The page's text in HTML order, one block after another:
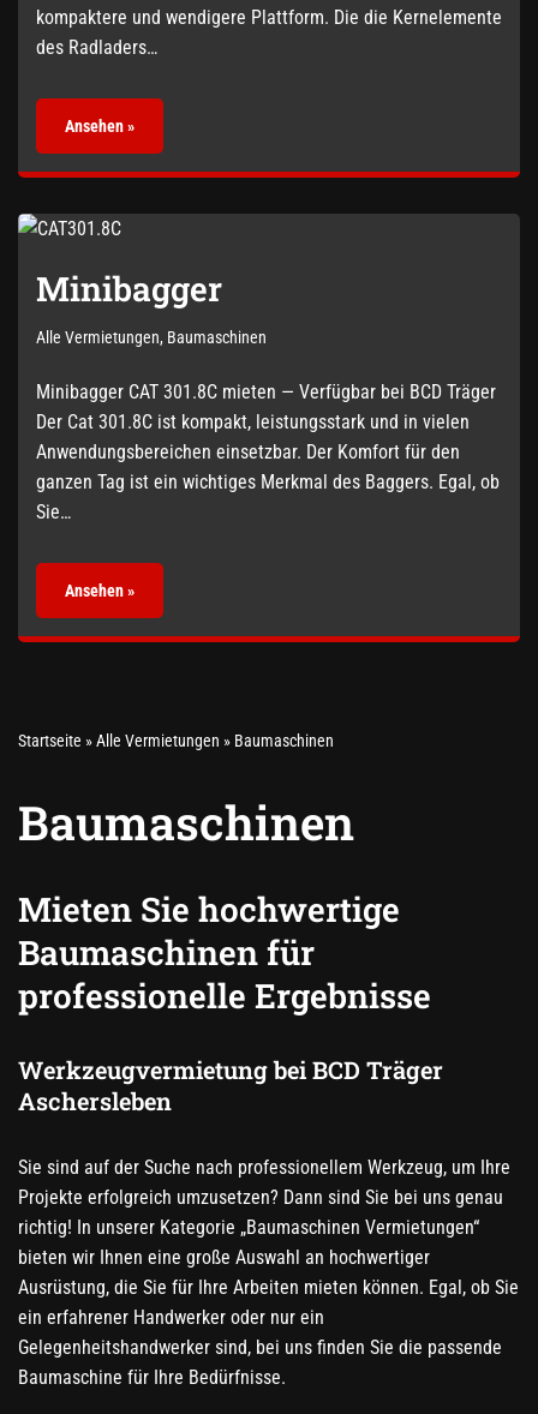
kompaktere und wendigere Plattform. Die die Kernelemente
des Radladers…
Ansehen »
Minibagger
Alle Vermietungen, Baumaschinen
Minibagger CAT 301.8C mieten — Verfügbar bei BCD Träger
Der Cat 301.8C ist kompakt, leistungsstark und in vielen
Anwendungsbereichen einsetzbar. Der Komfort für den
ganzen Tag ist ein wichtiges Merkmal des Baggers. Egal, ob
Sie…
Ansehen »
Startseite »Alle Vermietungen » Baumaschinen
Baumaschinen
Mieten Sie hochwertige
Baumaschinen für
professionelle Ergebnisse
Werkzeugvermietung bei BCD Träger
Aschersleben
Sie sind auf der Suche nach professionellem Werkzeug, um Ihre
Projekte erfolgreich umzusetzen? Dann sind Sie bei uns genau
richtig! In unserer Kategorie „Baumaschinen Vermietungen“
bieten wir Ihnen eine große Auswahl an hochwertiger
Ausrüstung, die Sie für Ihre Arbeiten mieten können. Egal, ob Sie
ein erfahrener Handwerker oder nur ein
Gelegenheitshandwerker sind, bei uns finden Sie die passende
Baumaschine für Ihre Bedürfnisse.